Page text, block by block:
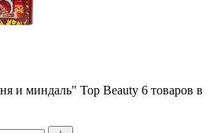
и миндаль" Top Beauty 6 товаров в